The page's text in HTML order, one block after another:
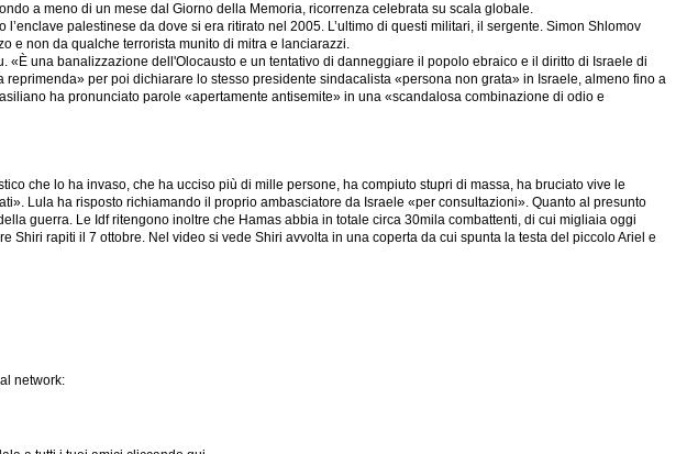
a meno di un mese dal Giorno della Memoria, ricorrenza celebrata su scala globale.
palestinese da dove si era ritirato nel 2005. L’ultimo di questi militari, il sergente. Simon Shlomov
e non da qualche terrorista munito di mitra e lanciarazzi.
una banalizzazione dell'Olocausto e un tentativo di danneggiare il popolo ebraico e il diritto di Israele di
per poi dichiarare lo stesso presidente sindacalista «persona non grata» in Israele, almeno fino a
ha pronunciato parole «apertamente antisemite» in una «scandalosa combinazione di odio e
che lo ha invaso, che ha ucciso più di mille persone, ha compiuto stupri di massa, ha bruciato vive le
Lula ha risposto richiamando il proprio ambasciatore da Israele «per consultazioni». Quanto al presunto
guerra. Le Idf ritengono inoltre che Hamas abbia in totale circa 30mila combattenti, di cui migliaia oggi
rapiti il 7 ottobre. Nel video si vede Shiri avvolta in una coperta da cui spunta la testa del piccolo Ariel e
network: